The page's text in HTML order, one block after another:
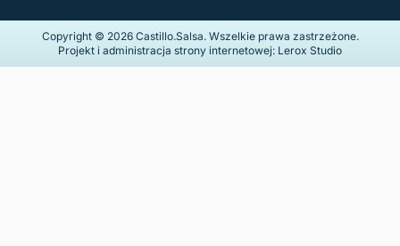
Copyright © 2026 Castillo.Salsa. Wszelkie prawa zastrzeżone.
Projekt i administracja strony internetowej: Lerox Studio